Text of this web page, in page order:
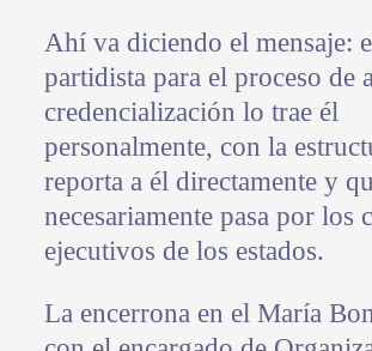
Ahí va diciendo el mensaje:
partidista para el proceso de
credencialización lo trae él
personalmente, con la
reporta a él directamente y
necesariamente pasa por los
ejecutivos de los estados.
La encerrona en el María